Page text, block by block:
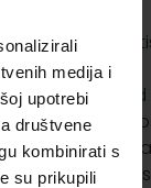
medija i
upotrebi
društvene
kombinirati s
su prikupili
periodičnog
izjavom
u kojoj ćete
jednostrani